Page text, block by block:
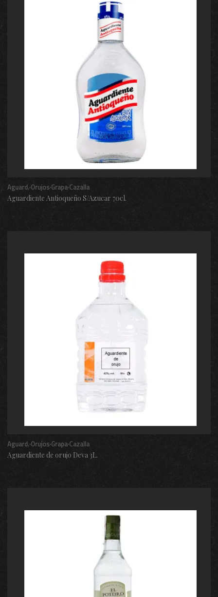
Aguard.·Orujos·Grapa·Cazalla
Aguardiente Antioqueño S/Azucar 70cl.
Aguard.·Orujos·Grapa·Cazalla
Aguardiente de orujo Deva 3L.